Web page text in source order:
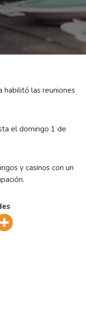
habilitó las reuniones
el domingo 1 de
y casinos con un